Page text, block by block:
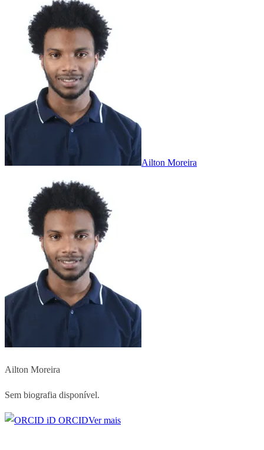
Ailton Moreira
Ailton Moreira
Sem biografia disponível.
ORCIDVer mais